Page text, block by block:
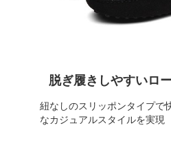
脱ぎ履きしやすいロ
紐なしのスリッポンタイプで
なカジュアルスタイルを実現